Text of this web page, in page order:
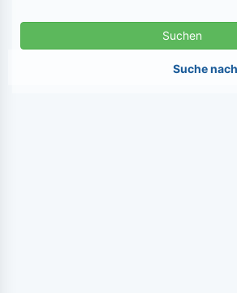
Suchen
Suche